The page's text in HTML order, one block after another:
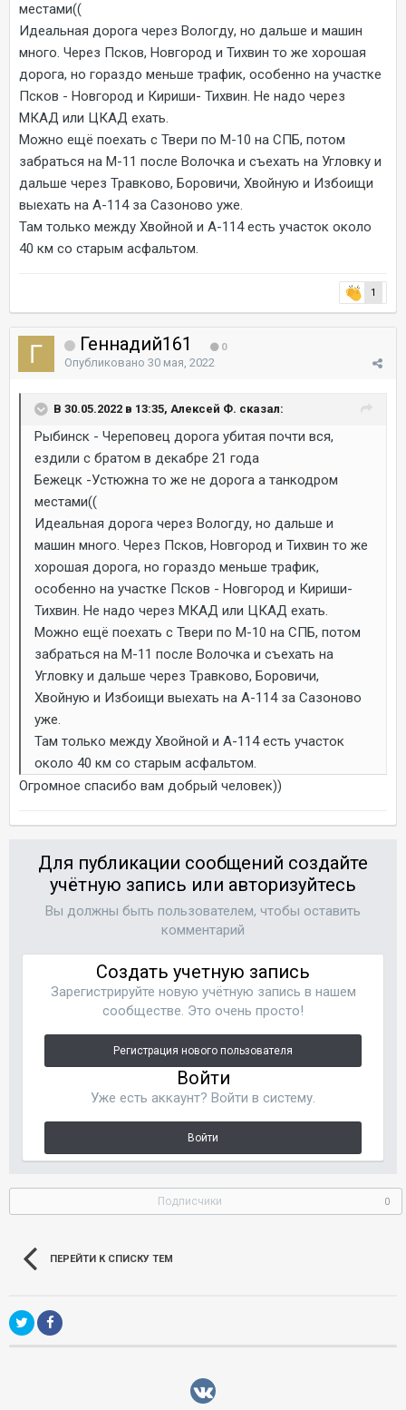
местами((
Идеальная дорога через Вологду, но дальше и машин
много. Через Псков, Новгород и Тихвин то же хорошая
дорога, но гораздо меньше трафик, особенно на участке
Псков - Новгород и Кириши- Тихвин. Не надо через
МКАД или ЦКАД ехать.
Можно ещё поехать с Твери по М-10 на СПБ, потом
забраться на М-11 после Волочка и съехать на Угловку и
дальше через Травково, Боровичи, Хвойную и Избоищи
выехать на А-114 за Сазоново уже.
Там только между Хвойной и А-114 есть участок около
40 км со старым асфальтом.
1
Геннадий161 0
Опубликовано 30 мая, 2022
В 30.05.2022 в 13:35, Алексей Ф. сказал:
Рыбинск - Череповец дорога убитая почти вся,
ездили с братом в декабре 21 года
Бежецк -Устюжна то же не дорога а танкодром
местами((
Идеальная дорога через Вологду, но дальше и
машин много. Через Псков, Новгород и Тихвин то же
хорошая дорога, но гораздо меньше трафик,
особенно на участке Псков - Новгород и Кириши-
Тихвин. Не надо через МКАД или ЦКАД ехать.
Можно ещё поехать с Твери по М-10 на СПБ, потом
забраться на М-11 после Волочка и съехать на
Угловку и дальше через Травково, Боровичи,
Хвойную и Избоищи выехать на А-114 за Сазоново
уже.
Там только между Хвойной и А-114 есть участок
около 40 км со старым асфальтом.
Огромное спасибо вам добрый человек))
Для публикации сообщений создайте
учётную запись или авторизуйтесь
Вы должны быть пользователем, чтобы оставить
комментарий
Создать учетную запись
Зарегистрируйте новую учётную запись в нашем
сообществе. Это очень просто!
Регистрация нового пользователя
Войти
Уже есть аккаунт? Войти в систему.
Войти
Подписчики 0
ПЕРЕЙТИ К СПИСКУ ТЕМ